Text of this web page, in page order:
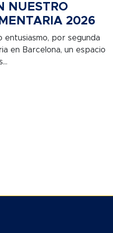
NUESTRO
2026
entusiasmo, por segunda
en Barcelona, un espacio